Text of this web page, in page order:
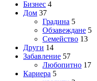
Бизнес 4
Дом 37
Градина 5
Обзавеждане 5
Семейство 13
Други 14
Забавление 57
Любопитно 17
Кариера 5